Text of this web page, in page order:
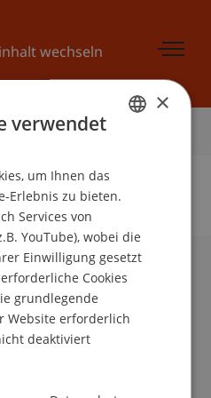
wechseln
gefunden
×
verwendet
um Ihnen das
Erlebnis zu bieten.
Services von
YouTube), wobei die
Einwilligung gesetzt
Cookies
grundlegende
Website erforderlich
deaktiviert